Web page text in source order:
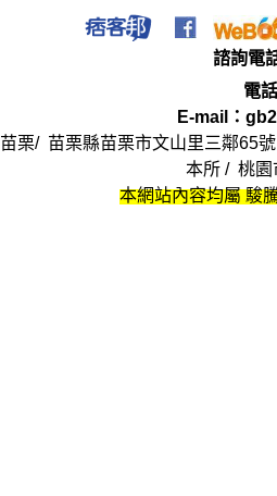
諮詢電
電話
E-mail：
苗栗/ 苗栗縣苗栗市文山里三鄰65
本所 / 桃園
本網站內容均屬 駿